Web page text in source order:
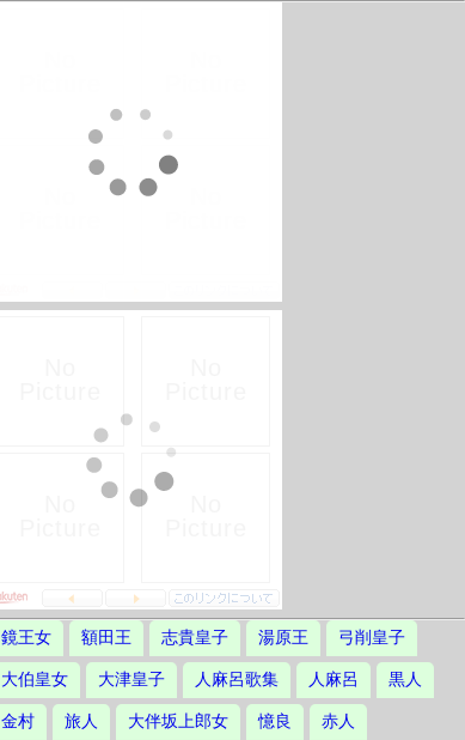
鏡王女 額田王 志貴皇子 湯原王 弓削皇子
大伯皇女 大津皇子 人麻呂歌集 人麻呂 黒人
金村 旅人 大伴坂上郎女 憶良 赤人